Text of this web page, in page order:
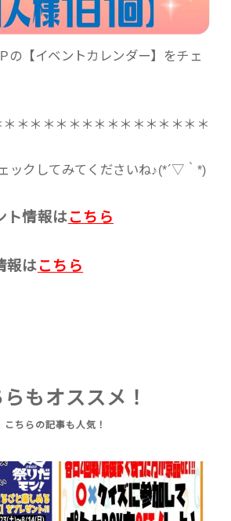
の【イベントカレンダー】をチェ
＊＊＊＊＊＊＊＊＊＊＊＊＊＊＊
ックしてみてくださいね♪(*´▽｀*)
ト情報はこちら
報はこちら
らもオススメ！